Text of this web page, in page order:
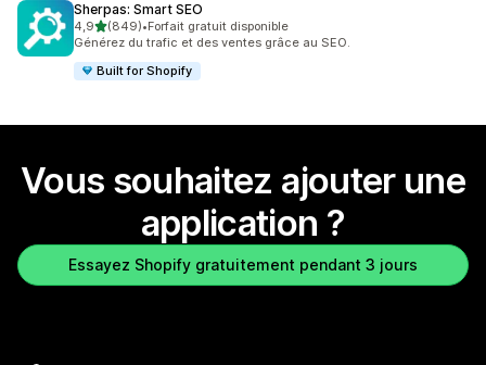
Sherpas: Smart SEO
4,9étoile(s) sur 5
(849)
849 avis au total
•Forfait gratuit disponible
Générez du trafic et des ventes grâce au SEO.
Built for Shopify
Vous souhaitez ajouter une
application ?
Essayez Shopify gratuitement pendant 3 jours